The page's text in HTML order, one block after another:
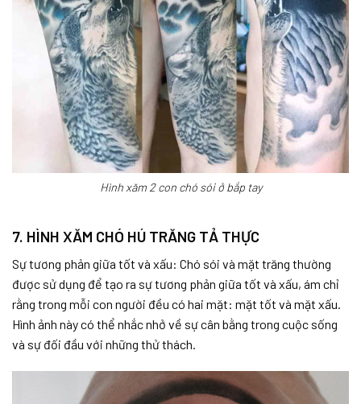
Hình xăm 2 con chó sói ở bắp tay
7. HÌNH XĂM CHÓ HÚ TRĂNG TẢ THỰC
Sự tương phản giữa tốt và xấu: Chó sói và mặt trăng thường
được sử dụng để tạo ra sự tương phản giữa tốt và xấu, ám chỉ
rằng trong mỗi con người đều có hai mặt: mặt tốt và mặt xấu.
Hình ảnh này có thể nhắc nhở về sự cân bằng trong cuộc sống
và sự đối đầu với những thử thách.